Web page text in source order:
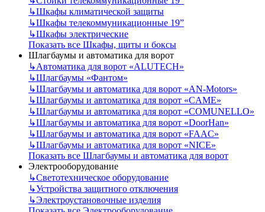
↳Шкафы климатической защиты
↳Шкафы телекоммуникационные 19”
↳Шкафы электрические
Показать все Шкафы, щиты и боксы
Шлагбаумы и автоматика для ворот
↳Автоматика для ворот «ALUTECH»
↳Шлагбаумы «Фантом»
↳Шлагбаумы и автоматика для ворот «AN-Motors»
↳Шлагбаумы и автоматика для ворот «CAME»
↳Шлагбаумы и автоматика для ворот «COMUNELLO»
↳Шлагбаумы и автоматика для ворот «DoorHan»
↳Шлагбаумы и автоматика для ворот «FAAC»
↳Шлагбаумы и автоматика для ворот «NICE»
Показать все Шлагбаумы и автоматика для ворот
Электрооборудование
↳Светотехническое оборудование
↳Устройства защитного отключения
↳Электроустановочные изделия